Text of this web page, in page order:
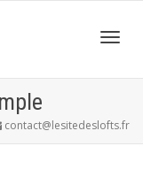
contact@lesitedeslofts.fr